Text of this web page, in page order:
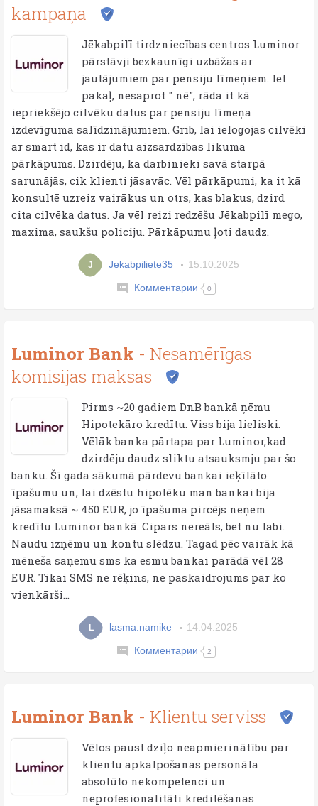
kampaņa
Jēkabpilī tirdzniecības centros Luminor
pārstāvji bezkaunīgi uzbāžas ar
jautājumiem par pensiju līmeņiem. Iet
pakaļ, nesaprot " nē", rāda it kā
iepriekšējo cilvēku datus par pensiju līmeņa
izdevīguma salīdzinājumiem. Grib, lai ielogojas cilvēki
ar smart id, kas ir datu aizsardzības likuma
pārkāpums. Dzirdēju, ka darbinieki savā starpā
sarunājās, cik klienti jāsavāc. Vēl pārkāpumi, ka it kā
konsultē uzreiz vairākus un otrs, kas blakus, dzird
cita cilvēka datus. Ja vēl reizi redzēšu Jēkabpilī mego,
maxima, saukšu policiju. Pārkāpumu ļoti daudz.
J Jekabpiliete35 15.10.2025
Комментарии 0
Luminor Bank - Nesamērīgas
komisijas maksas
Pirms ~20 gadiem DnB bankā ņēmu
Hipotekāro kredītu. Viss bija lieliski.
Vēlāk banka pārtapa par Luminor,kad
dzirdēju daudz sliktu atsauksmju par šo
banku. Šī gada sākumā pārdevu bankai ieķīlāto
īpašumu un, lai dzēstu hipotēku man bankai bija
jāsamaksā ~ 450 EUR, jo īpašuma pircējs neņem
kredītu Luminor bankā. Cipars nereāls, bet nu labi.
Naudu izņēmu un kontu slēdzu. Tagad pēc vairāk kā
mēneša saņemu sms ka esmu bankai parādā vēl 28
EUR. Tikai SMS ne rēķins, ne paskaidrojums par ko
vienkārši...
L lasma.namike 14.04.2025
Комментарии 2
Luminor Bank - Klientu serviss
Vēlos paust dziļo neapmierinātību par
klientu apkalpošanas personāla
absolūto nekompetenci un
neprofesionalitāti kreditēšanas